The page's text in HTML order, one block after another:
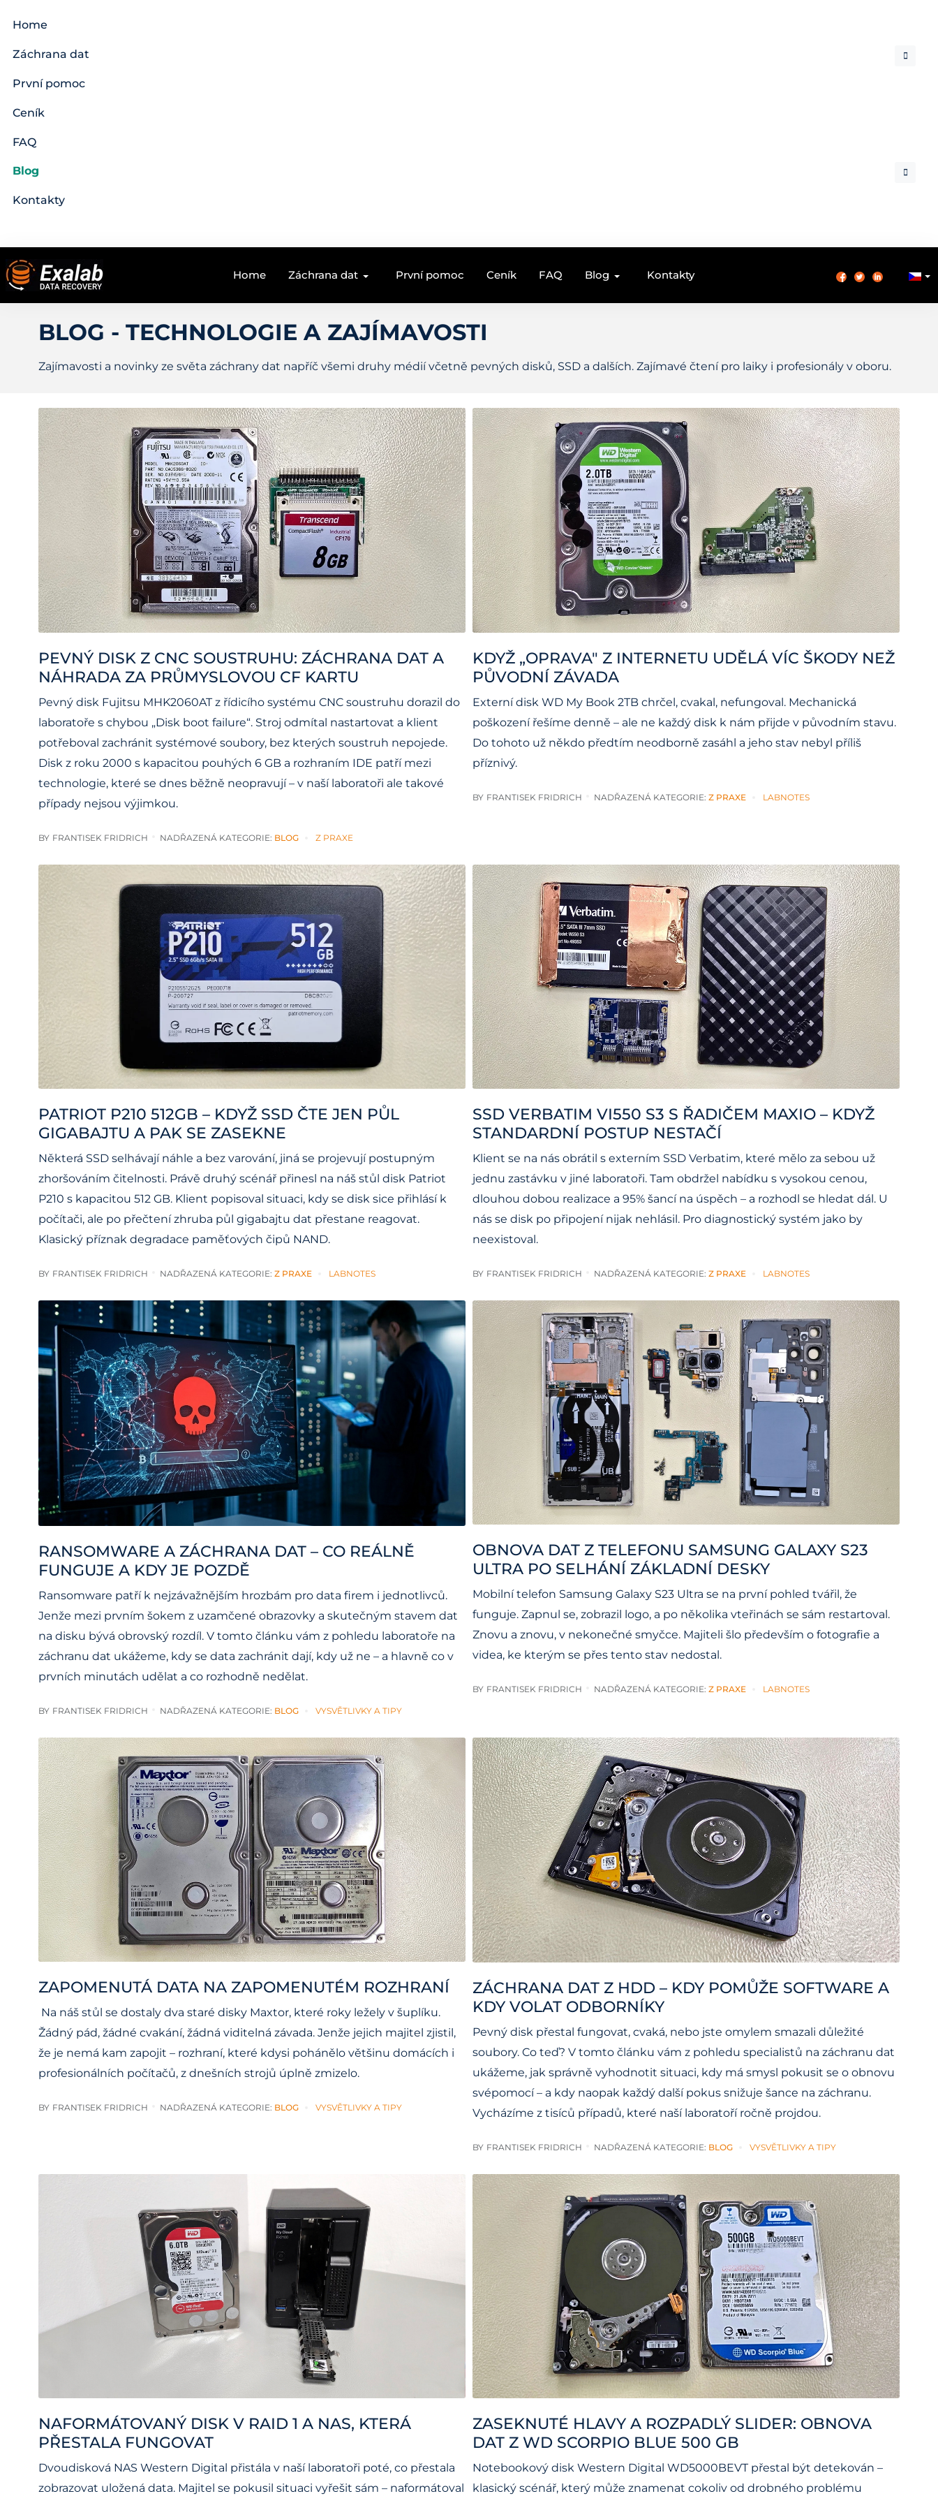
Home
Záchrana dat
První pomoc
Ceník
FAQ
Blog
Kontakty
Home Záchrana dat První pomoc Ceník FAQ Blog Kontakty
BLOG - TECHNOLOGIE A ZAJÍMAVOSTI
Zajímavosti a novinky ze světa záchrany dat napříč všemi druhy médií včetně pevných disků, SSD a dalších. Zajímavé čtení pro laiky i profesionály v oboru.
PEVNÝ DISK Z CNC SOUSTRUHU: ZÁCHRANA DAT A
NÁHRADA ZA PRŮMYSLOVOU CF KARTU
Pevný disk Fujitsu MHK2060AT z řídicího systému CNC soustruhu dorazil do
laboratoře s chybou „Disk boot failure“. Stroj odmítal nastartovat a klient
potřeboval zachránit systémové soubory, bez kterých soustruh nepojede.
Disk z roku 2000 s kapacitou pouhých 6 GB a rozhraním IDE patří mezi
technologie, které se dnes běžně neopravují – v naší laboratoři ale takové
případy nejsou výjimkou.
BY FRANTISEK FRIDRICH NADŘAZENÁ KATEGORIE: BLOG Z PRAXE
KDYŽ „OPRAVA" Z INTERNETU UDĚLÁ VÍC ŠKODY NEŽ
PŮVODNÍ ZÁVADA
Externí disk WD My Book 2TB chrčel, cvakal, nefungoval. Mechanická
poškození řešíme denně – ale ne každý disk k nám přijde v původním stavu.
Do tohoto už někdo předtím neodborně zasáhl a jeho stav nebyl příliš
příznivý.
BY FRANTISEK FRIDRICH NADŘAZENÁ KATEGORIE: Z PRAXE LABNOTES
PATRIOT P210 512GB – KDYŽ SSD ČTE JEN PŮL
GIGABAJTU A PAK SE ZASEKNE
Některá SSD selhávají náhle a bez varování, jiná se projevují postupným
zhoršováním čitelnosti. Právě druhý scénář přinesl na náš stůl disk Patriot
P210 s kapacitou 512 GB. Klient popisoval situaci, kdy se disk sice přihlásí k
počítači, ale po přečtení zhruba půl gigabajtu dat přestane reagovat.
Klasický příznak degradace paměťových čipů NAND.
BY FRANTISEK FRIDRICH NADŘAZENÁ KATEGORIE: Z PRAXE LABNOTES
SSD VERBATIM VI550 S3 S ŘADIČEM MAXIO – KDYŽ
STANDARDNÍ POSTUP NESTAČÍ
Klient se na nás obrátil s externím SSD Verbatim, které mělo za sebou už
jednu zastávku v jiné laboratoři. Tam obdržel nabídku s vysokou cenou,
dlouhou dobou realizace a 95% šancí na úspěch – a rozhodl se hledat dál. U
nás se disk po připojení nijak nehlásil. Pro diagnostický systém jako by
neexistoval.
BY FRANTISEK FRIDRICH NADŘAZENÁ KATEGORIE: Z PRAXE LABNOTES
RANSOMWARE A ZÁCHRANA DAT – CO REÁLNĚ
FUNGUJE A KDY JE POZDĚ
Ransomware patří k nejzávažnějším hrozbám pro data firem i jednotlivců.
Jenže mezi prvním šokem z uzamčené obrazovky a skutečným stavem dat
na disku bývá obrovský rozdíl. V tomto článku vám z pohledu laboratoře na
záchranu dat ukážeme, kdy se data zachránit dají, kdy už ne – a hlavně co v
prvních minutách udělat a co rozhodně nedělat.
BY FRANTISEK FRIDRICH NADŘAZENÁ KATEGORIE: BLOG VYSVĚTLIVKY A TIPY
OBNOVA DAT Z TELEFONU SAMSUNG GALAXY S23
ULTRA PO SELHÁNÍ ZÁKLADNÍ DESKY
Mobilní telefon Samsung Galaxy S23 Ultra se na první pohled tvářil, že
funguje. Zapnul se, zobrazil logo, a po několika vteřinách se sám restartoval.
Znovu a znovu, v nekonečné smyčce. Majiteli šlo především o fotografie a
videa, ke kterým se přes tento stav nedostal.
BY FRANTISEK FRIDRICH NADŘAZENÁ KATEGORIE: Z PRAXE LABNOTES
ZAPOMENUTÁ DATA NA ZAPOMENUTÉM ROZHRANÍ
Na náš stůl se dostaly dva staré disky Maxtor, které roky ležely v šuplíku.
Žádný pád, žádné cvakání, žádná viditelná závada. Jenže jejich majitel zjistil,
že je nemá kam zapojit – rozhraní, které kdysi pohánělo většinu domácích i
profesionálních počítačů, z dnešních strojů úplně zmizelo.
BY FRANTISEK FRIDRICH NADŘAZENÁ KATEGORIE: BLOG VYSVĚTLIVKY A TIPY
ZÁCHRANA DAT Z HDD – KDY POMŮŽE SOFTWARE A
KDY VOLAT ODBORNÍKY
Pevný disk přestal fungovat, cvaká, nebo jste omylem smazali důležité
soubory. Co teď? V tomto článku vám z pohledu specialistů na záchranu dat
ukážeme, jak správně vyhodnotit situaci, kdy má smysl pokusit se o obnovu
svépomocí – a kdy naopak každý další pokus snižuje šance na záchranu.
Vycházíme z tisíců případů, které naší laboratoří ročně projdou.
BY FRANTISEK FRIDRICH NADŘAZENÁ KATEGORIE: BLOG VYSVĚTLIVKY A TIPY
NAFORMÁTOVANÝ DISK V RAID 1 A NAS, KTERÁ
PŘESTALA FUNGOVAT
Dvoudisková NAS Western Digital přistála v naší laboratoři poté, co přestala
zobrazovat uložená data. Majitel se pokusil situaci vyřešit sám – naformátoval
ZASEKNUTÉ HLAVY A ROZPADLÝ SLIDER: OBNOVA
DAT Z WD SCORPIO BLUE 500 GB
Notebookový disk Western Digital WD5000BEVT přestal být detekován –
klasický scénář, který může znamenat cokoliv od drobného problému